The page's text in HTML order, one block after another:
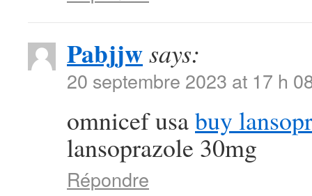
Pabjjwsays:
20 septembre 2023 at 17 h
omnicef usabuy
lansoprazole 30mg
Répondre